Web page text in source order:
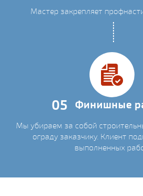
Мастер закрепляет
05 Финишные
Мы убираем за собой
ограду заказчику. Клиент
выполненных